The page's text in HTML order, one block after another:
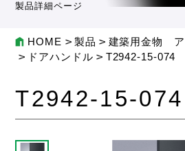
製品詳細ページ
HOME 製品
建築用金物 ア
ドアハンドル
T2942-15-074
T2942-15-074